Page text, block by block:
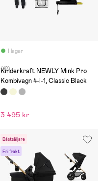
I lager
(12)
Kinderkraft NEWLY Mink Pro
Kombivagn 4-i-1, Classic Black
3 495 kr
Bästsäljare
Fri frakt